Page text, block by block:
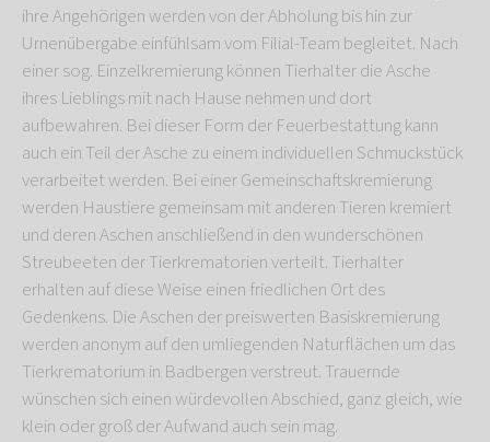
ihre Angehörigen werden von der Abholung bis hin zur
Urnenübergabe einfühlsam vom Filial-Team begleitet. Nach
einer sog. Einzelkremierung können Tierhalter die Asche
ihres Lieblings mit nach Hause nehmen und dort
aufbewahren. Bei dieser Form der Feuerbestattung kann
auch ein Teil der Asche zu einem individuellen Schmuckstück
verarbeitet werden. Bei einer Gemeinschaftskremierung
werden Haustiere gemeinsam mit anderen Tieren kremiert
und deren Aschen anschließend in den wunderschönen
Streubeeten der Tierkrematorien verteilt. Tierhalter
erhalten auf diese Weise einen friedlichen Ort des
Gedenkens. Die Aschen der preiswerten Basiskremierung
werden anonym auf den umliegenden Naturflächen um das
Tierkrematorium in Badbergen verstreut. Trauernde
wünschen sich einen würdevollen Abschied, ganz gleich, wie
klein oder groß der Aufwand auch sein mag.